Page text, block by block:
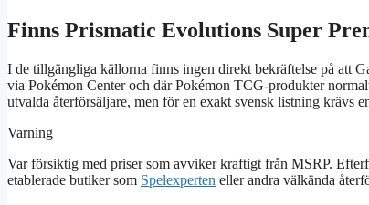
Finns Prismatic Evolutions Super
I de tillgängliga källorna finns ingen direkt bekräftelse på att
via Pokémon Center och där Pokémon TCG‑produkter
utvalda återförsäljare, men för en exakt svensk listning krävs
Varning
Var försiktig med priser som avviker kraftigt från MSRP.
etablerade butiker som Spelexperten eller andra välkända